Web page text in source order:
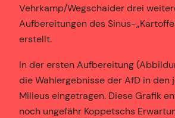
Vehrkamp/Wegschaider drei
Aufbereitungen des Sinus-
erstellt.
In der ersten Aufbereitung
die Wahlergebnisse der AfD in den
Milieus eingetragen. Diese Grafik
noch ungefähr Koppetschs